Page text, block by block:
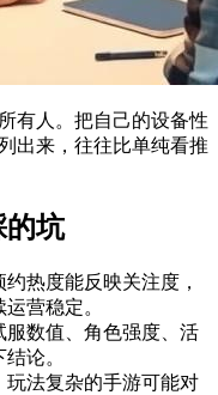
有人。把自己的设备性
出来，往往比单纯看推
的坑
约热度能反映关注度，
营稳定。
服数值、角色强度、活
论。
玩法复杂的手游可能对